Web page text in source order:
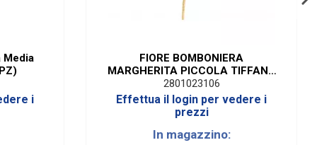
Media
i
FIORE BOMBONIERA
MARGHERITA PICCOLA TIFFANY
(36 PEZZI)
2801023106
Effettua il login per vedere i
prezzi
In magazzino: